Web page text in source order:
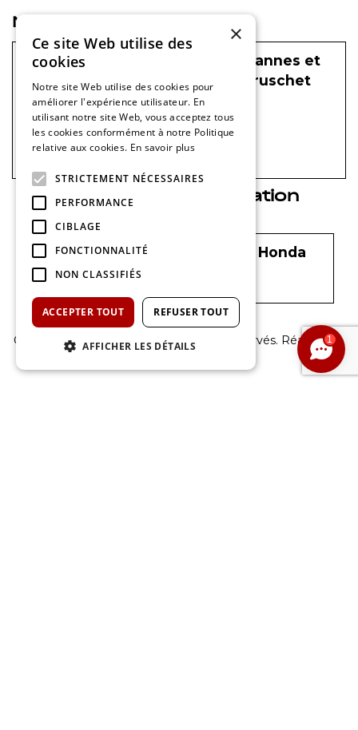
Nos concessions Honda
Concessions agréés Honda à Cannes et
Puget sur Argens du Groupe Bruschet
HONDA © Groupe Bruschet
Groupe Bruschet,
152 Route Du Cannet,
Centre Service et Réparation
Centre Service et Réparation Honda
à Puget-sur-Argens.
© 2026 - Honda Cavallari. Tous droits réservés. Réalisation
1
×
Ce site Web utilise des
cookies
Notre site Web utilise des cookies pour
améliorer l'expérience utilisateur. En
utilisant notre site Web, vous acceptez tous
les cookies conformément à notre Politique
relative aux cookies. En savoir plus
STRICTEMENT NÉCESSAIRES
PERFORMANCE
CIBLAGE
FONCTIONNALITÉ
NON CLASSIFIÉS
ACCEPTER TOUT REFUSER TOUT
AFFICHER LES DÉTAILS